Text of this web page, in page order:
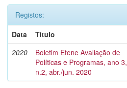
Registos:
Data
Título
2020
Boletim Etene Avaliação de
Políticas e Programas, ano 3,
n.2, abr./jun. 2020